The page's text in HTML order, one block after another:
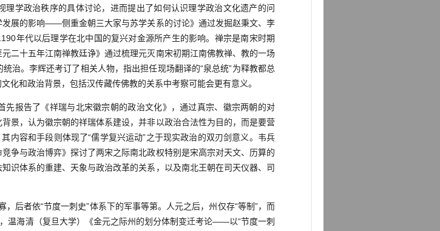
学政治秩序的具体讨论，进而提出了如何认识理学政治文化遗产的问
展的影响——侧重金朝三大家与苏学关系的讨论》通过发掘赵秉文、李
年代以后理学在北中国的复兴对金源所产生的影响。禅宗是南宋时期
二十五年江南禅教廷诤》通过梳理元灭南宋初期江南佛教禅、教的一场
治。李辉还考订了相关人物，指出担任现场翻译的“泉总统”为释教都总
化和政治背景，包括汉传藏传佛教的关系中考察可能会更有意义。
报告了《祥瑞与北宋徽宗朝的政治文化》，通过真宗、徽宗两朝的对
景，认为徽宗朝的祥瑞体系建设，并非以政治合法性为目的，而是要营
内容和手段则体现了“儒学复兴运动”之于现实政治的双刃剑意义。韦兵
争与政治博弈》探讨了两宋之际南北政权特别是宋高宗对天文、历算的
识体系的重建、天象与政治改革的关系，以及南北王朝在司天仪器、司
后者依“节度一刺史”体系下的军事等第。人元之后，州仅存“等制”，而
温海清（复旦大学）《金元之际州的划分体制变迁考论——以“节度一刺